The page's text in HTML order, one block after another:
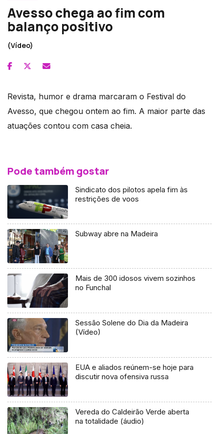
Avesso chega ao fim com
balanço positivo
(Vídeo)
Revista, humor e drama marcaram o Festival do
Avesso, que chegou ontem ao fim. A maior parte das
atuações contou com casa cheia.
Pode também gostar
Sindicato dos pilotos apela fim às
restrições de voos
Subway abre na Madeira
Mais de 300 idosos vivem sozinhos
no Funchal
Sessão Solene do Dia da Madeira
(Vídeo)
EUA e aliados reúnem-se hoje para
discutir nova ofensiva russa
Vereda do Caldeirão Verde aberta
na totalidade (áudio)